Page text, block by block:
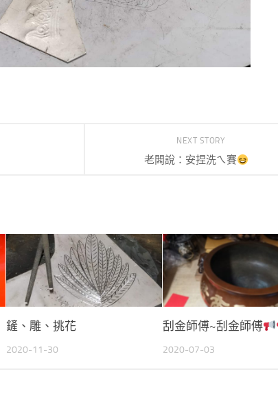
NEXT STORY
老闆說：安捏洗ㄟ賽
鏟、雕、挑花
2020-11-30
刮金師傅~刮金師傅
2020-07-03